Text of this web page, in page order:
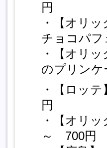
円
・【オリ
チョコパ
・【オリ
のプリン
・【ロッ
円
・【オリ
～ 700円